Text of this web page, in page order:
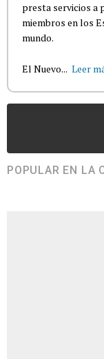
presta servicios a
miembros en los
mundo.
El Nuevo... Leer
POPULAR EN LA